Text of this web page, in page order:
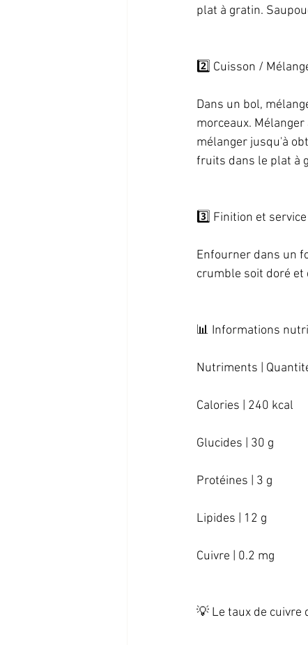
plat à gratin.
2️⃣ Cuisson /
Dans un bol,
morceaux.
mélanger jusqu'à
fruits dans le plat à
3️⃣ Finition et service
Enfourner dans un
crumble soit doré
📊 Informations
Nutriments |
Calories | 240 kcal
Glucides | 30 g
Protéines | 3 g
Lipides | 12 g
Cuivre | 0.2 mg
💡 Le taux de